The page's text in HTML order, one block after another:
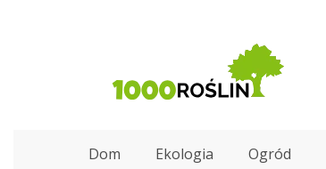
Dom Ekologia Ogród